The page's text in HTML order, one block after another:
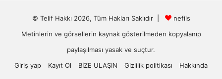
© Telif Hakkı 2026, Tüm Hakları Saklıdır |
nefiis
Metinlerin ve görsellerin kaynak gösterilmeden kopyalanıp
paylaşılması yasak ve suçtur.
Giriş yap
Kayıt Ol BİZE ULAŞIN Gizlilik politikası Hakkında